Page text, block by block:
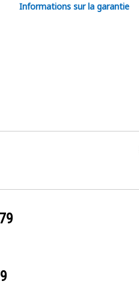
Informations sur la garantie